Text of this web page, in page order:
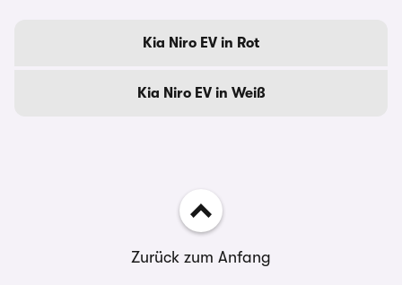
Kia Niro EV in Rot
Kia Niro EV in Weiß
Zurück zum Anfang